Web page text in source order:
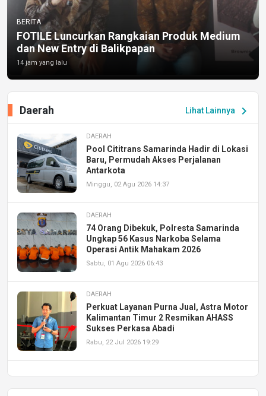
BERITA
FOTILE Luncurkan Rangkaian Produk Medium
dan New Entry di Balikpapan
14 jam yang lalu
Lihat Lainnya chevron_right
Daerah
DAERAH
Pool Cititrans Samarinda Hadir di Lokasi
Baru, Permudah Akses Perjalanan
Antarkota
Minggu, 02 Agu 2026 14:37
DAERAH
74 Orang Dibekuk, Polresta Samarinda
Ungkap 56 Kasus Narkoba Selama
Operasi Antik Mahakam 2026
Sabtu, 01 Agu 2026 06:43
DAERAH
Perkuat Layanan Purna Jual, Astra Motor
Kalimantan Timur 2 Resmikan AHASS
Sukses Perkasa Abadi
Rabu, 22 Jul 2026 19:29